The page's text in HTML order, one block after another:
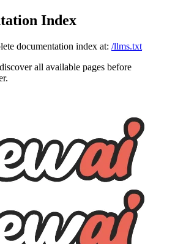
Index
documentation index at: /llms.txt
all available pages before